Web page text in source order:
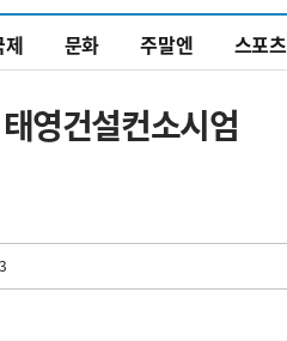
제 문화 주말엔 스포츠
영건설컨소시엄